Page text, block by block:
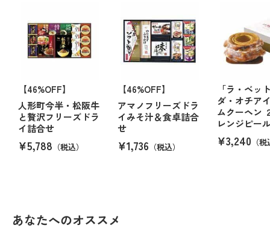
【46%OFF】
人形町今半・松阪牛
と贅沢フリーズドラ
イ詰合せ
¥5,788 （税込）
【46%OFF】
アマノフリーズドラ
イみそ汁＆食卓詰合
せ
¥1,736 （税込）
「ラ・ベッ
ダ・オチア
ムクーヘン
レンジピー
¥3,240 （
あなたへのオススメ